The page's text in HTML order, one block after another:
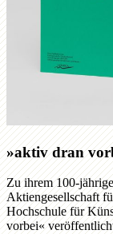
»aktiv dran
Zu ihrem 100-
Aktiengesellschaft
Hochschule für
vorbei«